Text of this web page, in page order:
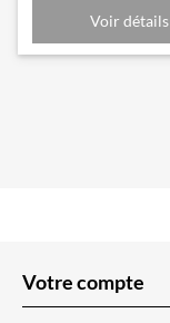
Voir détails
Votre compte